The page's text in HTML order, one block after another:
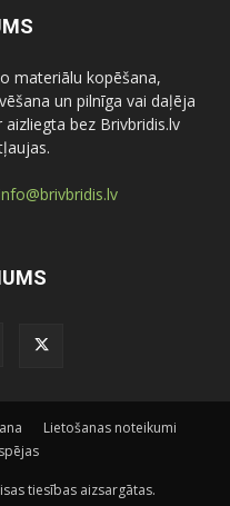
materiālu kopēšana,
un pilnīga vai daļēja
bez Brivbridis.lv
Lietošanas noteikumi
tiesības aizsargātas.